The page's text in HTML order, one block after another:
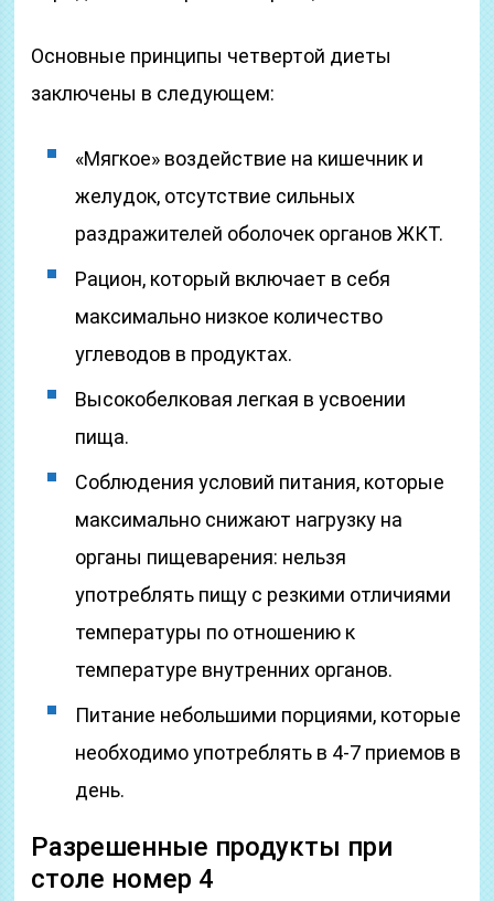
Основные принципы четвертой диеты
заключены в следующем:
«Мягкое» воздействие на кишечник и
желудок, отсутствие сильных
раздражителей оболочек органов ЖКТ.
Рацион, который включает в себя
максимально низкое количество
углеводов в продуктах.
Высокобелковая легкая в усвоении
пища.
Соблюдения условий питания, которые
максимально снижают нагрузку на
органы пищеварения: нельзя
употреблять пищу с резкими отличиями
температуры по отношению к
температуре внутренних органов.
Питание небольшими порциями, которые
необходимо употреблять в 4-7 приемов в
день.
Разрешенные продукты при
столе номер 4